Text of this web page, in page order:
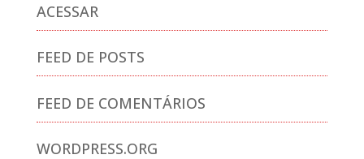
ACESSAR
FEED DE POSTS
FEED DE COMENTÁRIOS
WORDPRESS.ORG